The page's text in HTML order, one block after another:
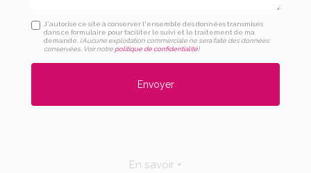
J'autorise ce site à conserver l'ensemble des données transmises
dans ce formulaire pour faciliter le suivi et le traitement de ma
demande. (Aucune exploitation commerciale ne sera faite des données
conservées. Voir notre politique de confidentialité)
En savoir +